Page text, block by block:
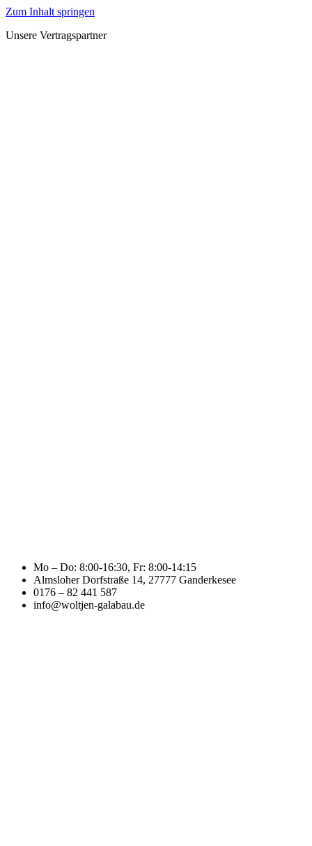
Zum Inhalt springen
Unsere Vertragspartner
Mo – Do: 8:00-16:30, Fr: 8:00-14:15
Almsloher Dorfstraße 14, 27777 Ganderkesee
0176 – 82 441 587
info@woltjen-galabau.de